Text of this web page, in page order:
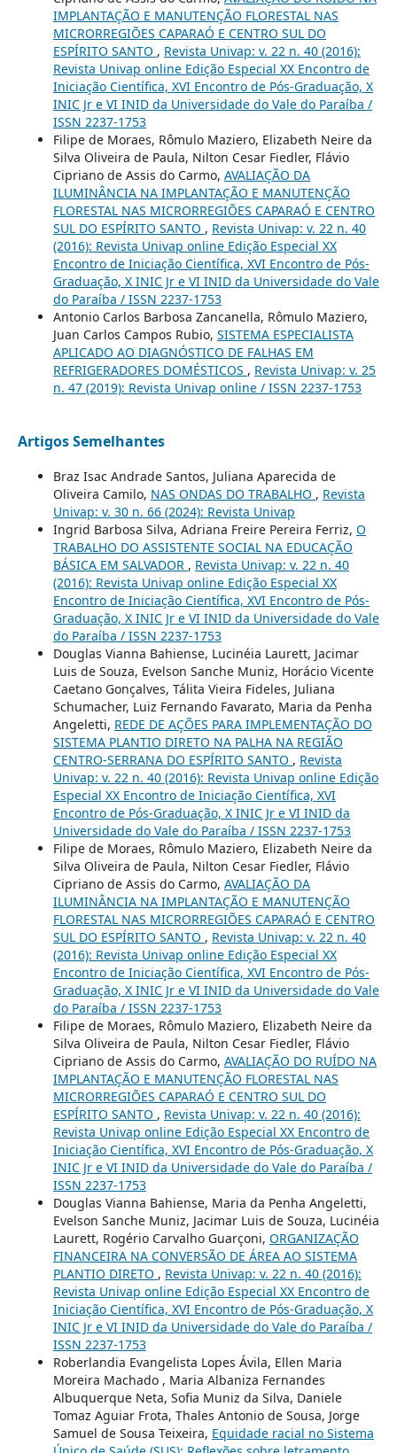
IMPLANTAÇÃO E MANUTENÇÃO FLORESTAL NAS
MICRORREGIÕES CAPARAÓ E CENTRO SUL DO
ESPÍRITO SANTO , Revista Univap: v. 22 n. 40 (2016):
Revista Univap online Edição Especial XX Encontro de
Iniciação Científica, XVI Encontro de Pós-Graduação, X
INIC Jr e VI INID da Universidade do Vale do Paraíba /
ISSN 2237-1753
Filipe de Moraes, Rômulo Maziero, Elizabeth Neire da
Silva Oliveira de Paula, Nilton Cesar Fiedler, Flávio
Cipriano de Assis do Carmo, AVALIAÇÃO DA
ILUMINÂNCIA NA IMPLANTAÇÃO E MANUTENÇÃO
FLORESTAL NAS MICRORREGIÕES CAPARAÓ E CENTRO
SUL DO ESPÍRITO SANTO , Revista Univap: v. 22 n. 40
(2016): Revista Univap online Edição Especial XX
Encontro de Iniciação Científica, XVI Encontro de Pós-
Graduação, X INIC Jr e VI INID da Universidade do Vale
do Paraíba / ISSN 2237-1753
Antonio Carlos Barbosa Zancanella, Rômulo Maziero,
Juan Carlos Campos Rubio, SISTEMA ESPECIALISTA
APLICADO AO DIAGNÓSTICO DE FALHAS EM
REFRIGERADORES DOMÉSTICOS , Revista Univap: v. 25
n. 47 (2019): Revista Univap online / ISSN 2237-1753
Artigos Semelhantes
Braz Isac Andrade Santos, Juliana Aparecida de
Oliveira Camilo, NAS ONDAS DO TRABALHO , Revista
Univap: v. 30 n. 66 (2024): Revista Univap
Ingrid Barbosa Silva, Adriana Freire Pereira Ferriz, O
TRABALHO DO ASSISTENTE SOCIAL NA EDUCAÇÃO
BÁSICA EM SALVADOR , Revista Univap: v. 22 n. 40
(2016): Revista Univap online Edição Especial XX
Encontro de Iniciação Científica, XVI Encontro de Pós-
Graduação, X INIC Jr e VI INID da Universidade do Vale
do Paraíba / ISSN 2237-1753
Douglas Vianna Bahiense, Lucinéia Laurett, Jacimar
Luis de Souza, Evelson Sanche Muniz, Horácio Vicente
Caetano Gonçalves, Tálita Vieira Fideles, Juliana
Schumacher, Luiz Fernando Favarato, Maria da Penha
Angeletti, REDE DE AÇÕES PARA IMPLEMENTAÇÃO DO
SISTEMA PLANTIO DIRETO NA PALHA NA REGIÃO
CENTRO-SERRANA DO ESPÍRITO SANTO , Revista
Univap: v. 22 n. 40 (2016): Revista Univap online Edição
Especial XX Encontro de Iniciação Científica, XVI
Encontro de Pós-Graduação, X INIC Jr e VI INID da
Universidade do Vale do Paraíba / ISSN 2237-1753
Filipe de Moraes, Rômulo Maziero, Elizabeth Neire da
Silva Oliveira de Paula, Nilton Cesar Fiedler, Flávio
Cipriano de Assis do Carmo, AVALIAÇÃO DA
ILUMINÂNCIA NA IMPLANTAÇÃO E MANUTENÇÃO
FLORESTAL NAS MICRORREGIÕES CAPARAÓ E CENTRO
SUL DO ESPÍRITO SANTO , Revista Univap: v. 22 n. 40
(2016): Revista Univap online Edição Especial XX
Encontro de Iniciação Científica, XVI Encontro de Pós-
Graduação, X INIC Jr e VI INID da Universidade do Vale
do Paraíba / ISSN 2237-1753
Filipe de Moraes, Rômulo Maziero, Elizabeth Neire da
Silva Oliveira de Paula, Nilton Cesar Fiedler, Flávio
Cipriano de Assis do Carmo, AVALIAÇÃO DO RUÍDO NA
IMPLANTAÇÃO E MANUTENÇÃO FLORESTAL NAS
MICRORREGIÕES CAPARAÓ E CENTRO SUL DO
ESPÍRITO SANTO , Revista Univap: v. 22 n. 40 (2016):
Revista Univap online Edição Especial XX Encontro de
Iniciação Científica, XVI Encontro de Pós-Graduação, X
INIC Jr e VI INID da Universidade do Vale do Paraíba /
ISSN 2237-1753
Douglas Vianna Bahiense, Maria da Penha Angeletti,
Evelson Sanche Muniz, Jacimar Luis de Souza, Lucinéia
Laurett, Rogério Carvalho Guarçoni, ORGANIZAÇÃO
FINANCEIRA NA CONVERSÃO DE ÁREA AO SISTEMA
PLANTIO DIRETO , Revista Univap: v. 22 n. 40 (2016):
Revista Univap online Edição Especial XX Encontro de
Iniciação Científica, XVI Encontro de Pós-Graduação, X
INIC Jr e VI INID da Universidade do Vale do Paraíba /
ISSN 2237-1753
Roberlandia Evangelista Lopes Ávila, Ellen Maria
Moreira Machado , Maria Albaniza Fernandes
Albuquerque Neta, Sofia Muniz da Silva, Daniele
Tomaz Aguiar Frota, Thales Antonio de Sousa, Jorge
Samuel de Sousa Teixeira, Equidade racial no Sistema